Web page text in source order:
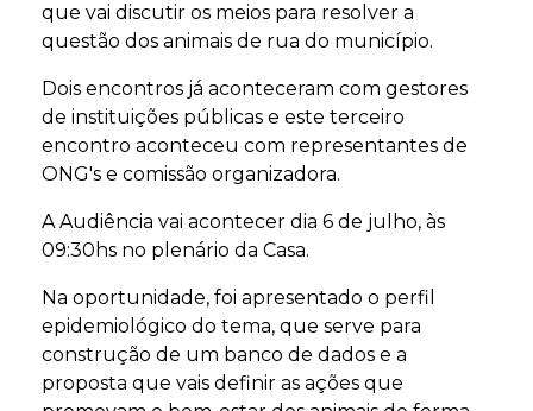
que vai discutir os meios para resolver a
questão dos animais de rua do município.
Dois encontros já aconteceram com gestores
de instituições públicas e este terceiro
encontro aconteceu com representantes de
ONG's e comissão organizadora.
A Audiência vai acontecer dia 6 de julho, às
09:30hs no plenário da Casa.
Na oportunidade, foi apresentado o perfil
epidemiológico do tema, que serve para
construção de um banco de dados e a
proposta que vais definir as ações que